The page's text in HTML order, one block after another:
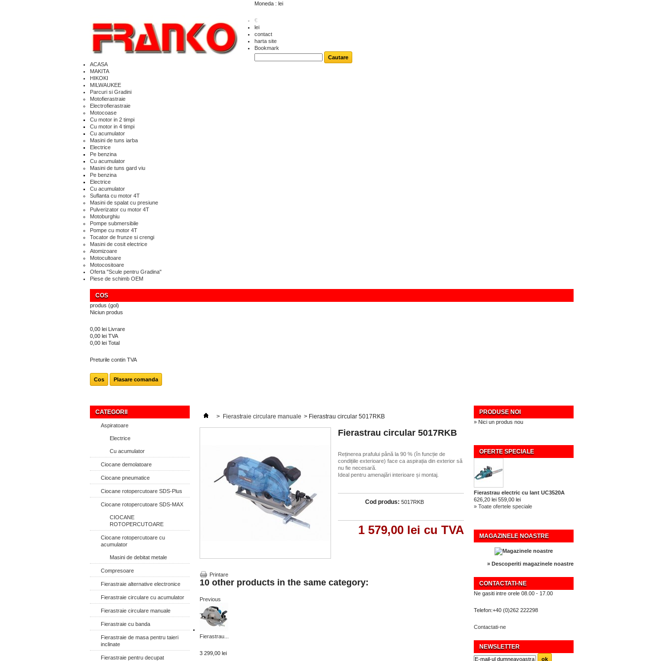
Moneda : lei
€
lei
contact
harta site
Bookmark
ACASA
MAKITA
HIKOKI
MILWAUKEE
Parcuri si Gradini
Motofierastraie
Electrofierastraie
Motocoase
Cu motor in 2 timpi
Cu motor in 4 timpi
Cu acumulator
Masini de tuns iarba
Electrice
Pe benzina
Cu acumulator
Masini de tuns gard viu
Pe benzina
Electrice
Cu acumulator
Suflanta cu motor 4T
Masini de spalat cu presiune
Pulverizator cu motor 4T
Motoburghiu
Pompe submersibile
Pompe cu motor 4T
Tocator de frunze si crengi
Masini de cosit electrice
Atomizoare
Motocultoare
Motocositoare
Oferta "Scule pentru Gradina"
Piese de schimb OEM
COS
produs (gol)
Niciun produs
0,00 lei Livrare
0,00 lei TVA
0,00 lei Total
Preturile contin TVA
Cos Plasare comanda
CATEGORII
Aspiratoare
Electrice
Cu acumulator
Ciocane demolatoare
Ciocane pneumatice
Ciocane rotopercutoare SDS-Plus
Ciocane rotopercutoare SDS-MAX
CIOCANE
ROTOPERCUTOARE
Ciocane rotopercutoare cu
acumulator
Masini de debitat metale
Compresoare
Fierastraie alternative electronice
Fierastraie circulare cu acumulator
Fierastraie circulare manuale
Fierastraie cu banda
Fierastraie de masa pentru taieri
inclinate
Fierastraie pentru decupat
> Fierastraie circulare manuale > Fierastrau circular 5017RKB
Printare
Fierastrau circular 5017RKB
Reținerea prafului până la 90 % (în funcție de
condițiile exterioare) face ca aspirația din exterior să
nu fie necesară.
Ideal pentru amenajări interioare și montaj.
Cod produs: 5017RKB
1 579,00 lei cu TVA
10 other products in the same category:
Previous
Fierastrau...
3 299,00 lei
PRODUSE NOI
» Nici un produs nou
OFERTE SPECIALE
Fierastrau electric cu lant UC3520A
626,20 lei 559,00 lei
» Toate ofertele speciale
MAGAZINELE NOASTRE
» Descoperiti magazinele noastre
CONTACTATI-NE
Ne gasiti intre orele 08.00 - 17.00
Telefon:+40 (0)262 222298
Contactati-ne
NEWSLETTER